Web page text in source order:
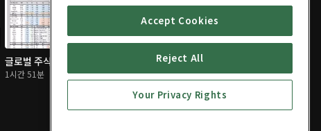
글로벌 주식 밸류에이션 체크
1시간 51분
호르무즈 호위 진실공방에 3대 지수
보합 마감
Accept Cookies
Reject All
Your Privacy Rights